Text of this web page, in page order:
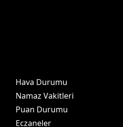
Hava Durumu
Namaz Vakitleri
Puan Durumu
Eczaneler